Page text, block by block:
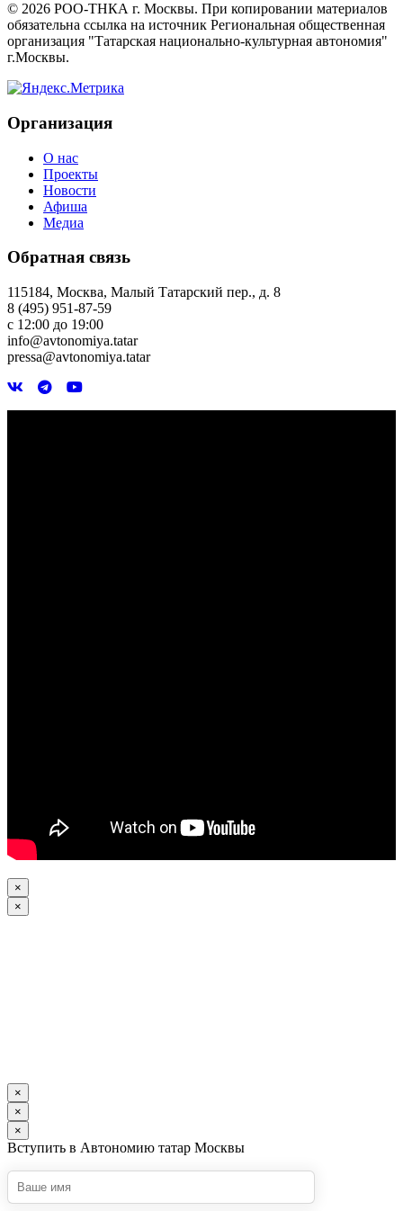
© 2026 РОО-ТНКА г. Москвы. При копировании материалов
обязательна ссылка на источник Региональная общественная
организация "Татарская национально-культурная автономия"
г.Москвы.
Организация
О нас
Проекты
Новости
Афиша
Медиа
Обратная связь
115184, Москва, Малый Татарский пер., д. 8
8 (495) 951-87-59
с 12:00 до 19:00
info@avtonomiya.tatar
pressa@avtonomiya.tatar
×
×
×
×
×
Вступить в Автономию татар Москвы